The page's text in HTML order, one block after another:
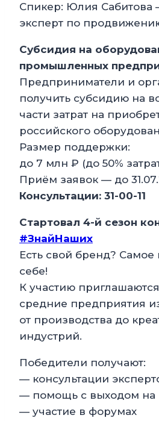
Спикер: Юлия Сабитова
эксперт по
Субсидия на
промышленных
Предприниматели и
получить субсидию на
части затрат на
российского
Размер поддержки:
до 7 млн ₽ (до 50%
Приём заявок — до
Консультации: 31-00-11
Стартовал 4-й сезон
#ЗнайНаших
Есть свой бренд? Самое
себе!
К участию
средние предприятия
от производства до
индустрий.
Победители получают:
— консультации
— помощь с выходом на
— участие в форумах